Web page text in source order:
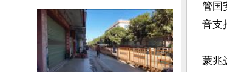
管国
音支
蒙兆